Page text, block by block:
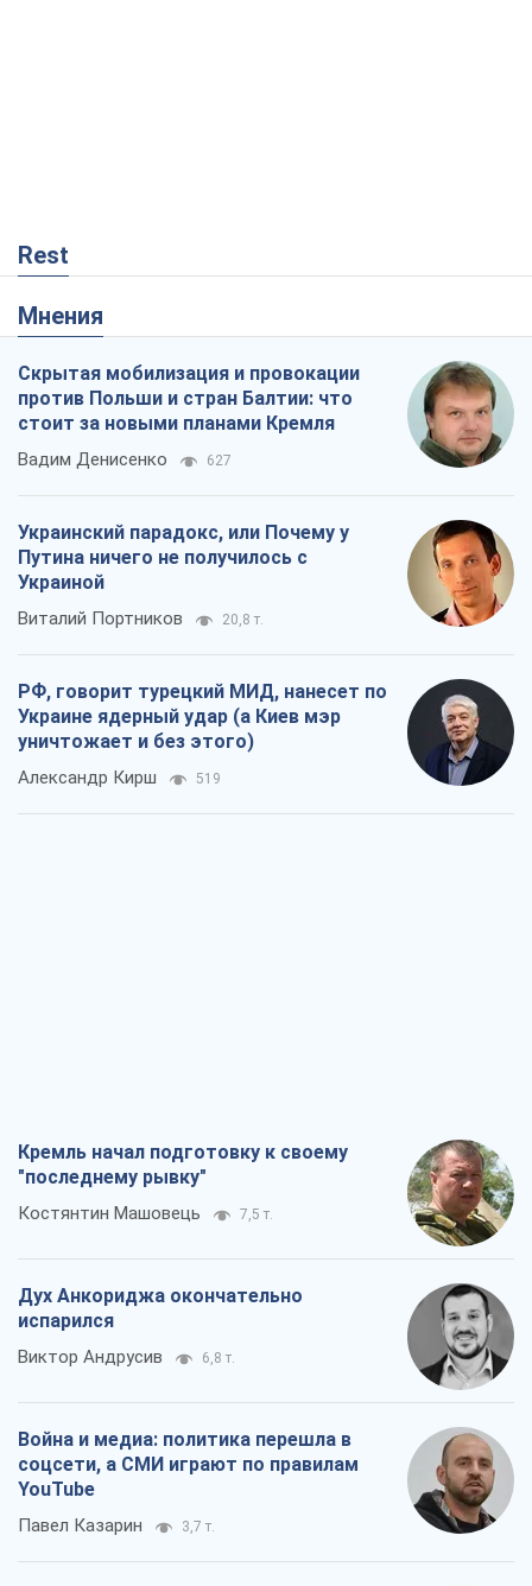
Rest
Мнения
Скрытая мобилизация и провокации
против Польши и стран Балтии: что
стоит за новыми планами Кремля
Вадим Денисенко 627
Украинский парадокс, или Почему у
Путина ничего не получилось с
Украиной
Виталий Портников 20,8 т.
РФ, говорит турецкий МИД, нанесет по
Украине ядерный удар (а Киев мэр
уничтожает и без этого)
Александр Кирш 519
Кремль начал подготовку к своему
"последнему рывку"
Костянтин Машовець 7,5 т.
Дух Анкориджа окончательно
испарился
Виктор Андрусив 6,8 т.
Война и медиа: политика перешла в
соцсети, а СМИ играют по правилам
YouTube
Павел Казарин 3,7 т.